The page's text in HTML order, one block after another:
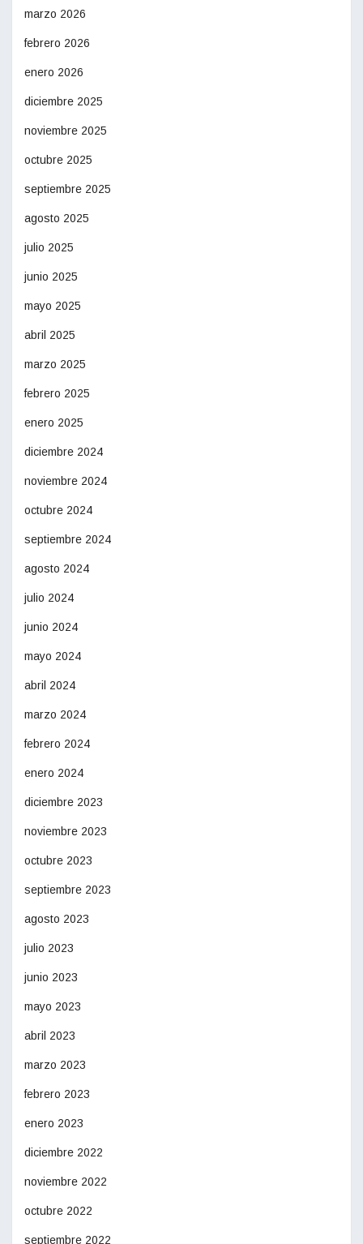
marzo 2026
febrero 2026
enero 2026
diciembre 2025
noviembre 2025
octubre 2025
septiembre 2025
agosto 2025
julio 2025
junio 2025
mayo 2025
abril 2025
marzo 2025
febrero 2025
enero 2025
diciembre 2024
noviembre 2024
octubre 2024
septiembre 2024
agosto 2024
julio 2024
junio 2024
mayo 2024
abril 2024
marzo 2024
febrero 2024
enero 2024
diciembre 2023
noviembre 2023
octubre 2023
septiembre 2023
agosto 2023
julio 2023
junio 2023
mayo 2023
abril 2023
marzo 2023
febrero 2023
enero 2023
diciembre 2022
noviembre 2022
octubre 2022
septiembre 2022